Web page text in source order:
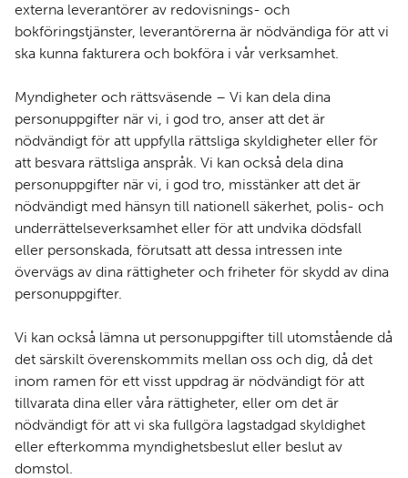
externa leverantörer av redovisnings- och
bokföringstjänster, leverantörerna är nödvändiga för att vi
ska kunna fakturera och bokföra i vår verksamhet.
Myndigheter och rättsväsende – Vi kan dela dina
personuppgifter när vi, i god tro, anser att det är
nödvändigt för att uppfylla rättsliga skyldigheter eller för
att besvara rättsliga anspråk. Vi kan också dela dina
personuppgifter när vi, i god tro, misstänker att det är
nödvändigt med hänsyn till nationell säkerhet, polis- och
underrättelseverksamhet eller för att undvika dödsfall
eller personskada, förutsatt att dessa intressen inte
övervägs av dina rättigheter och friheter för skydd av dina
personuppgifter.
Vi kan också lämna ut personuppgifter till utomstående då
det särskilt överenskommits mellan oss och dig, då det
inom ramen för ett visst uppdrag är nödvändigt för att
tillvarata dina eller våra rättigheter, eller om det är
nödvändigt för att vi ska fullgöra lagstadgad skyldighet
eller efterkomma myndighetsbeslut eller beslut av
domstol.